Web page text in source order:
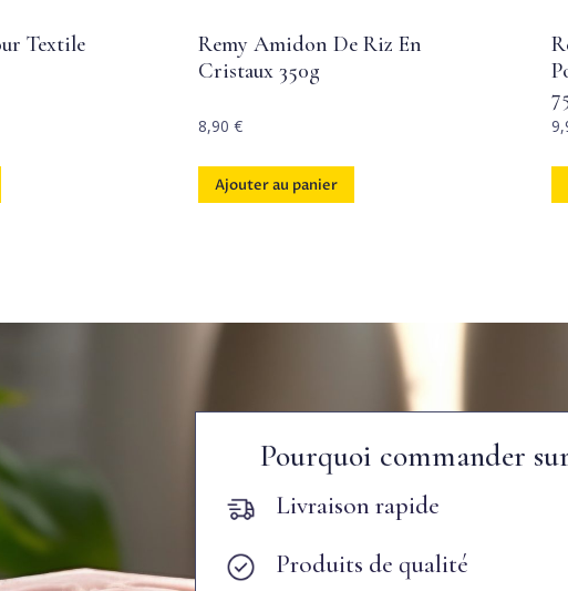
Textile
Remy Amidon De Riz En
Cristaux 350g
8,90€
Ajouter au panier
Pourquoi commander
Livraison rapide
Produits de qualité